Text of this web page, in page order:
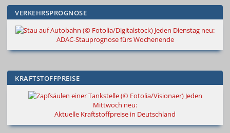
VERKEHRSPROGNOSE
Jeden Dienstag neu:
ADAC-Stauprognose fürs Wochenende
KRAFTSTOFFPREISE
Jeden
Mittwoch neu:
Aktuelle Kraftstoffpreise in Deutschland